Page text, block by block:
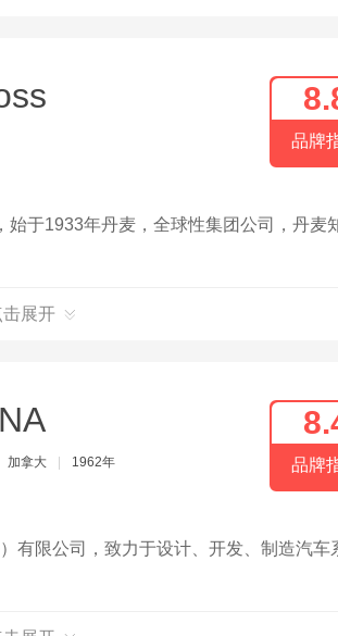
品牌
始于1933年丹麦，全球性集团公司，丹麦
展开
加拿大 1962年 品牌
有限公司，致力于设计、开发、制造汽车